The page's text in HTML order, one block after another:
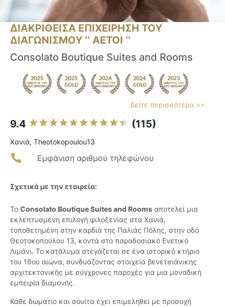
ΔΙΑΚΡΙΘΕΙΣΑ ΕΠΙΧΕΙΡΗΣΗ ΤΟΥ
ΔΙΑΓΩΝΙΣΜΟΥ ‘’ ΑΕΤΟΙ ‘’
Consolato Boutique Suites and Rooms
Δείτε περισσότερα >>
9.4 (115)
Χανιά, Theotokopoulou13
Εμφάνιση αριθμού τηλεφώνου
Σχετικά με την εταιρεία:
Το Consolato Boutique Suites and Rooms αποτελεί μια
εκλεπτυσμένη επιλογή φιλοξενίας στα Χανιά,
τοποθετημένη στην καρδιά της Παλιάς Πόλης, στην οδό
Θεοτοκοπούλου 13, κοντά στο παραδοσιακό Ενετικό
Λιμάνι. Το κατάλυμα στεγάζεται σε ένα ιστορικό κτήριο
του 16ου αιώνα, συνδυάζοντας στοιχεία βενετσιάνικης
αρχιτεκτονικής με σύγχρονες παροχές για μια μοναδική
εμπειρία διαμονής.
Κάθε δωμάτιο και σουίτα έχει επιμεληθεί με προσοχή